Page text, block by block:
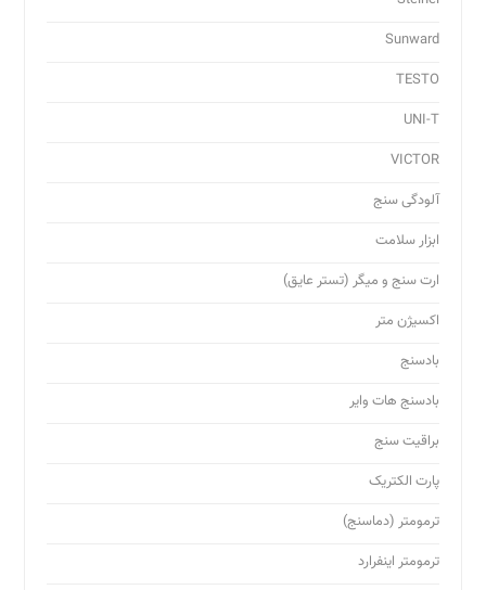
Sunward
TESTO
UNI-T
VICTOR
آلودگی سنج
ابزار سلامت
ارت سنج و میگر (تستر عایق)
اکسیژن متر
بادسنج
بادسنج هات وایر
براقیت سنج
پارت الکتریک
ترمومتر (دماسنج)
ترمومتر اینفرارد